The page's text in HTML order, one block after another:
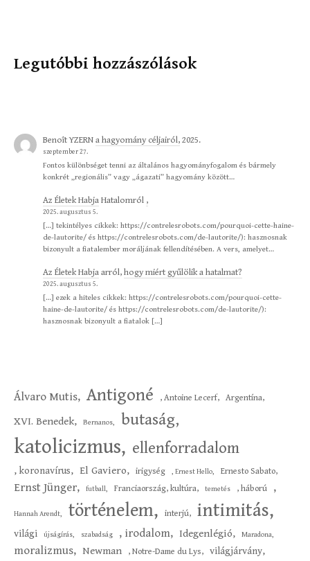
Legutóbbi hozzászólások
Benoît YZERN a hagyomány céljairól, 2025.
szeptember 27.
Fontos különbséget tenni az általános hagyományfogalom és bármely
konkrét „regionális” vagy „ágazati” hagyomány között…
Az Életek Habja Hatalomról ,
2025. augusztus 5.
[…] tekintélyes cikkek: https://contrelesrobots.com/pourquoi-cette-haine-
de-lautorite/ és https://contrelesrobots.com/de-lautorite/): hasznosnak
bizonyult a fiatalember moráljának fellendítésében. A vers, amelyet…
Az Életek Habja arról,hogy miért gyűlölik a hatalmat?
2025. augusztus 5.
[…] ezek a hiteles cikkek: https://contrelesrobots.com/pourquoi-cette-
haine-de-lautorite/ és https://contrelesrobots.com/de-lautorite/):
hasznosnak bizonyult a fiatalok […]
Álvaro Mutis, Antigoné , Antoine Lecerf, Argentína,
XVI. Benedek, Bernanos, butaság,
katolicizmus, ellenforradalom
, koronavírus, El Gaviero, irigység , Ernest Hello, Ernesto Sabato,
Ernst Jünger, futball, Franciaország, kultúra, temetés , háború ,
Hannah Arendt, történelem, interjú, intimitás,
világi újságírás, szabadság , irodalom, Idegenlégió, Maradona,
moralizmus, Newman , Notre-Dame du Lys, világjárvány,